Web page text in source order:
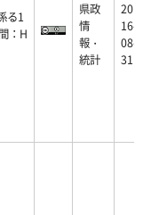
る1
：H
県政
情
報・
統計
20
16-
08-
31